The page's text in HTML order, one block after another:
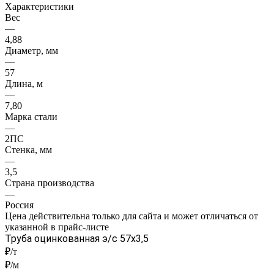
Характеристики
Вес
—
4,88
Диаметр, мм
—
57
Длина, м
—
7,80
Марка стали
—
2ПС
Стенка, мм
—
3,5
Страна производства
—
Россия
Цена действительна только для сайта и может отличаться от
указанной в прайс-листе
Труба оцинкованная э/с 57x3,5
₽/т
₽/м